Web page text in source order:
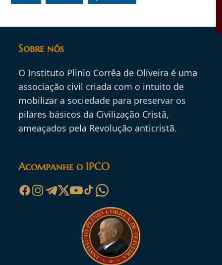
Sobre nós
O Instituto Plinio Corrêa de Oliveira é uma
associação civil criada com o intuito de
mobilizar a sociedade para preservar os
pilares básicos da Civilização Cristã,
ameaçados pela Revolução anticristã.
Acompanhe o IPCO